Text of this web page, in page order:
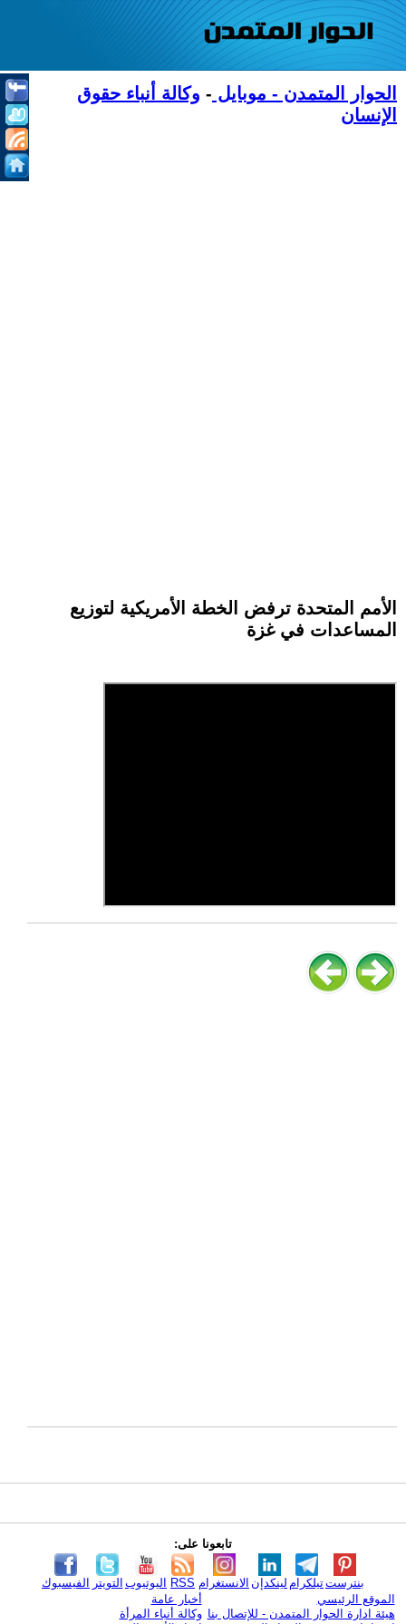
الحوار المتمدن - موبايل - وكالة أنباء حقوق
الإنسان
الأمم المتحدة ترفض الخطة الأمريكية لتوزيع
المساعدات في غزة
تابعونا على:
الفيسبوك التويتر اليوتيوب RSS الانستغرام لينكدإن تيلكرامبنترست
الموقع الرئيسي
هيئة ادارة الحوار المتمدن - للإتصال بنا
أخبار عامة
وكالة أنباء المرأة